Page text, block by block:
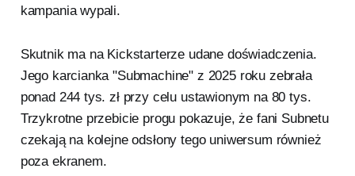
kampania wypali.
Skutnik ma na Kickstarterze udane doświadczenia.
Jego karcianka "Submachine" z 2025 roku zebrała
ponad 244 tys. zł przy celu ustawionym na 80 tys.
Trzykrotne przebicie progu pokazuje, że fani Subnetu
czekają na kolejne odsłony tego uniwersum również
poza ekranem.